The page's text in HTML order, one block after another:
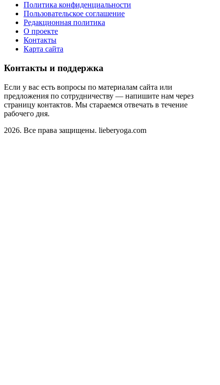
Политика конфиденциальности
Пользовательское соглашение
Редакционная политика
О проекте
Контакты
Карта сайта
Контакты и поддержка
Если у вас есть вопросы по материалам сайта или
предложения по сотрудничеству — напишите нам через
страницу контактов. Мы стараемся отвечать в течение
рабочего дня.
2026. Все права защищены. lieberyoga.com